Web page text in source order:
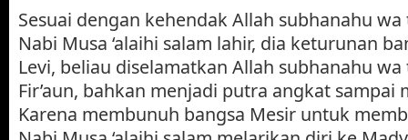
Sesuai dengan kehendak Allah subhanahu wa
Nabi Musa ‘alaihi salam lahir, dia keturunan
Levi, beliau diselamatkan Allah subhanahu wa
Fir’aun, bahkan menjadi putra angkat sampai
Karena membunuh bangsa Mesir untuk